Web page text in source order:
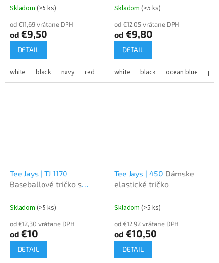
Skladom (>5 ks)
od €11,69 vrátane DPH
od €9,50
DETAIL
white black navy red dark grey heather grey
Skladom (>5 ks)
od €12,05 vrátane DPH
od €9,80
DETAIL
white black ocean blue
Tee Jays | TJ 1170
Baseballové tričko s
"Neoznačené"
Skladom (>5 ks)
od €12,30 vrátane DPH
od €10
DETAIL
Tee Jays | 450 Dámske
elastické tričko
Skladom (>5 ks)
od €12,92 vrátane DPH
od €10,50
DETAIL